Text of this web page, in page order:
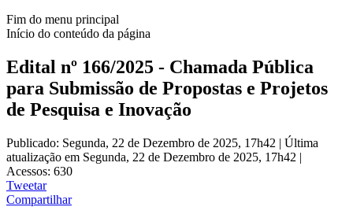
Fim do menu principal
Início do conteúdo da página
Edital nº 166/2025 - Chamada Pública
para Submissão de Propostas e Projetos
de Pesquisa e Inovação
Publicado: Segunda, 22 de Dezembro de 2025, 17h42 | Última
atualização em Segunda, 22 de Dezembro de 2025, 17h42 |
Acessos: 630
Tweetar
Compartilhar